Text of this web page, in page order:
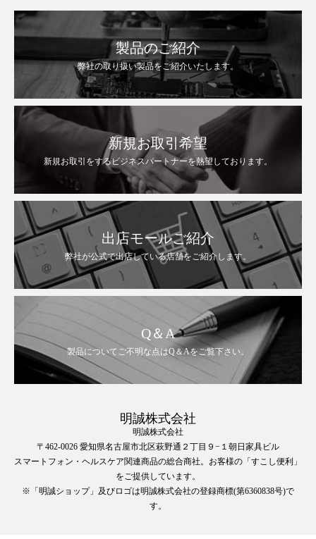
製品のご紹介
弊社の取り扱い製品をご紹介いたします。
新規お取引希望
新規お取引をするビジネスパートナーを熱望しております。
出店モールご紹介
弊社が公式で出店している店舗をご紹介します。
Q＆A
製品についてご不明な点はQ＆Aをご覧下さい。
明誠株式会社
明誠株式会社
〒462-0026 愛知県名古屋市北区萩野通２丁目９−１朝日家具ビル
スマートフォン・ヘルスケア関連商品の総合商社。お客様の「すこし便利」
をご提供しています。
※「明誠ショップ」及びロゴは明誠株式会社の登録商標(第6360838号)で
す。